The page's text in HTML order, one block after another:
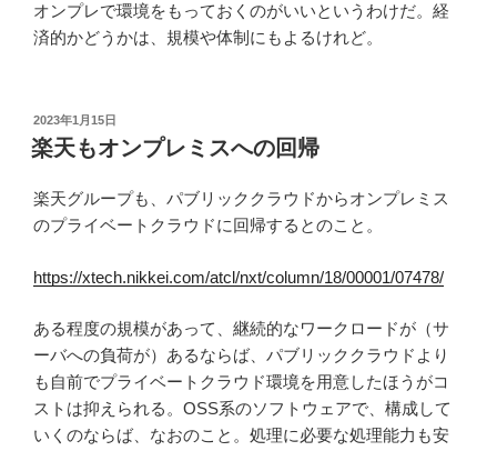
オンプレで環境をもっておくのがいいというわけだ。経
済的かどうかは、規模や体制にもよるけれど。
投
稿
日:
2023年1月15日
楽天もオンプレミスへの回帰
楽天グループも、パブリッククラウドからオンプレミス
のプライベートクラウドに回帰するとのこと。
https://xtech.nikkei.com/atcl/nxt/column/18/00001/07478/
ある程度の規模があって、継続的なワークロードが（サ
ーバへの負荷が）あるならば、パブリッククラウドより
も自前でプライベートクラウド環境を用意したほうがコ
ストは抑えられる。OSS系のソフトウェアで、構成して
いくのならば、なおのこと。処理に必要な処理能力も安